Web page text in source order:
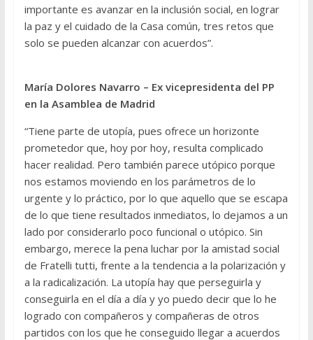
importante es avanzar en la inclusión social, en lograr
la paz y el cuidado de la Casa común, tres retos que
solo se pueden alcanzar con acuerdos”.
María Dolores Navarro – Ex vicepresidenta del PP
en la Asamblea de Madrid
“Tiene parte de utopía, pues ofrece un horizonte
prometedor que, hoy por hoy, resulta complicado
hacer realidad. Pero también parece utópico porque
nos estamos moviendo en los parámetros de lo
urgente y lo práctico, por lo que aquello que se escapa
de lo que tiene resultados inmediatos, lo dejamos a un
lado por considerarlo poco funcional o utópico. Sin
embargo, merece la pena luchar por la amistad social
de Fratelli tutti, frente a la tendencia a la polarización y
a la radicalización. La utopía hay que perseguirla y
conseguirla en el día a día y yo puedo decir que lo he
logrado con compañeros y compañeras de otros
partidos con los que he conseguido llegar a acuerdos